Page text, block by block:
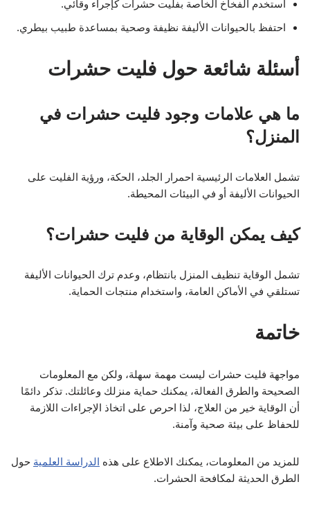
استخدم الفخاخ الخاصة بفليت حشرات كإجراء وقائي.
احتفظ بالحيوانات الأليفة نظيفة وصحية بمساعدة طبيب بيطري.
أسئلة شائعة حول فليت حشرات
ما هي علامات وجود فليت حشرات في
المنزل؟
تشمل العلامات الرئيسية احمرار الجلد، الحكة، ورؤية الفليت على
الحيوانات الأليفة أو في البيئات المحيطة.
كيف يمكن الوقاية من فليت حشرات؟
تشمل الوقاية تنظيف المنزل بانتظام، وعدم ترك الحيوانات الأليفة
تستلقي في الأماكن العامة، واستخدام منتجات الحماية.
خاتمة
مواجهة فليت حشرات ليست مهمة سهلة، ولكن مع المعلومات
الصحيحة والطرق الفعالة، يمكنك حماية منزلك وعائلتك. تذكر دائمًا
أن الوقاية خير من العلاج، لذا احرص على اتخاذ الإجراءات اللازمة
للحفاظ على بيئة صحية وآمنة.
للمزيد من المعلومات، يمكنك الاطلاع على هذه الدراسة العلمية حول
الطرق الحديثة لمكافحة الحشرات.